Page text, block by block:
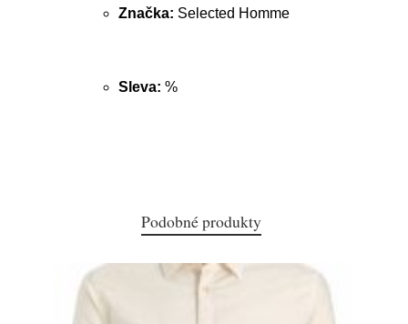
Značka: Selected Homme
Sleva: %
Podobné produkty